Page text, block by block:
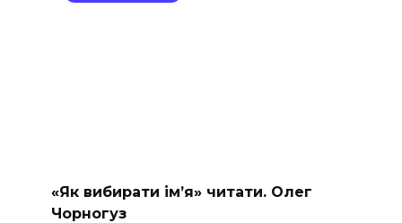
«Як вибирати ім’я» читати. Олег
Чорногуз